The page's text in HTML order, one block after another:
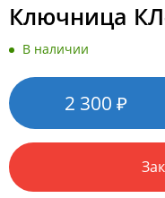
Ключница
В наличии
2 300 ₽